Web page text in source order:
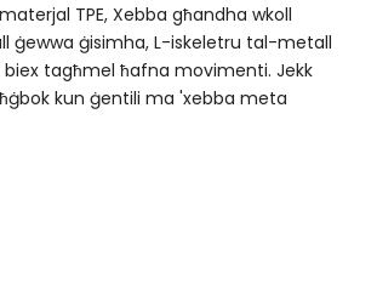
TPE, Xebba għandha wkoll
ġewwa ġisimha, L-iskeletru tal-metall
tagħmel ħafna movimenti. Jekk
kun ġentili ma 'xebba meta